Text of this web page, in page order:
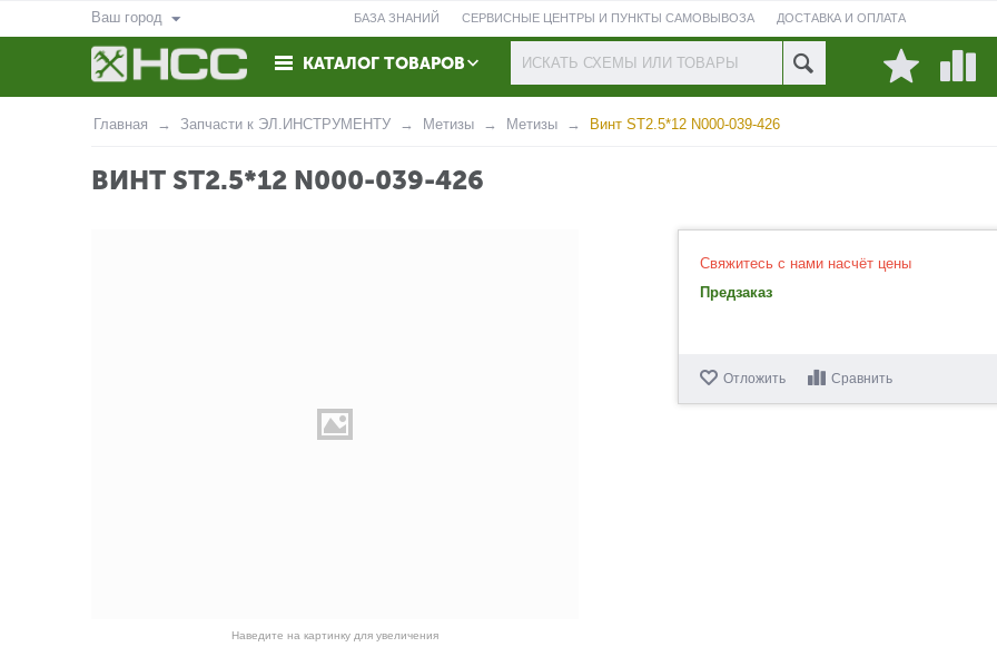
Ваш город БАЗА ЗНАНИЙ СЕРВИСНЫЕ ЦЕНТРЫ И ПУНКТЫ САМОВЫВОЗА ДОСТАВКА И ОПЛАТА
ВОЗВРАТ КОНТАКТЫ ПРОВЕРИТЬ СОСТОЯНИЕ РЕМОНТА
КАТАЛОГ ТОВАРОВ
Главная Запчасти к ЭЛ.ИНСТРУМЕНТУ Метизы Метизы Винт ST2.5*12 N000-039-426
ВИНТ ST2.5*12 N000-039-426
Наведите на картинку для увеличения
Свяжитесь с нами насчёт цены
Предзаказ
Отложить Сравнить